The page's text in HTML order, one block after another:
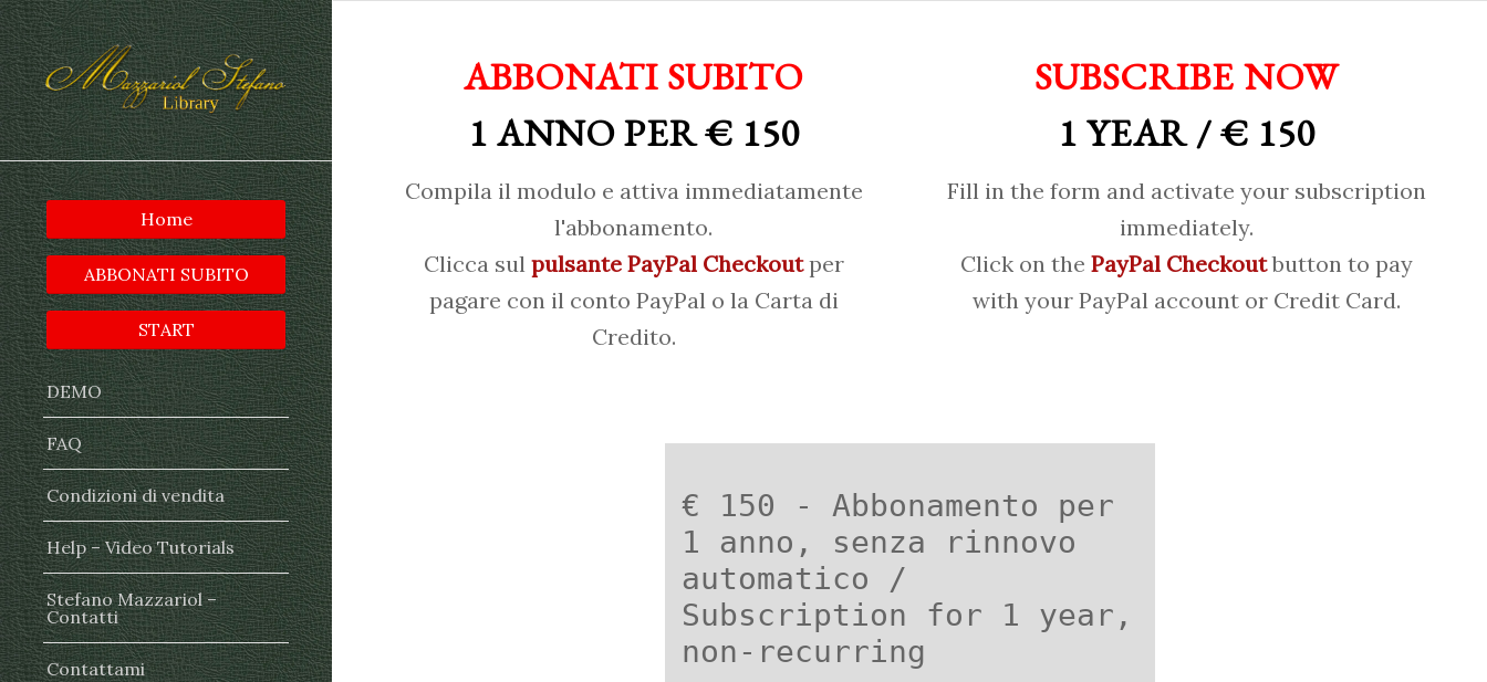
Home
ABBONATI SUBITO
START
DEMO
FAQ
Condizioni di vendita
Help – Video Tutorials
Stefano Mazzariol –
Contatti
Contattami
ABBONATI SUBITO
1 ANNO PER € 150
Compila il modulo e attiva immediatamente
l'abbonamento.
Clicca sul pulsante PayPal Checkoutper
pagare con il conto PayPal o la Carta di
Credito.
SUBSCRIBE NOW
1 YEAR / € 150
Fill in the form and activate your subscription
immediately.
Click on the PayPal Checkoutbutton to pay
with your PayPal account or Credit Card.
€ 150 - Abbonamento per
1 anno, senza rinnovo
automatico /
Subscription for 1 year,
non-recurring